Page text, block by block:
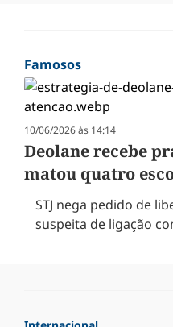
Famosos
10/06/2026 às 14:14
Deolane recebe
matou quatro
STJ nega pedido de
suspeita de ligação